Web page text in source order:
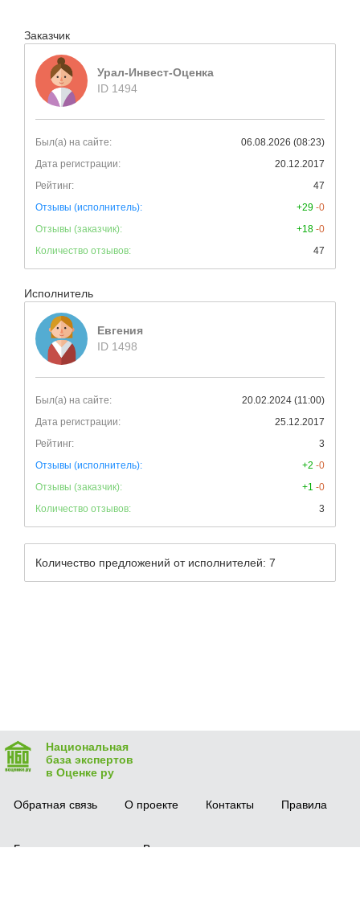
Заказчик
Урал-Инвест-Оценка
ID 1494
Был(а) на сайте:
06.08.2026 (08:23)
Дата регистрации:
20.12.2017
Рейтинг:
47
Отзывы (исполнитель):
+29 -0
Отзывы (заказчик):
+18 -0
Количество отзывов:
47
Исполнитель
Евгения
ID 1498
Был(а) на сайте:
20.02.2024 (11:00)
Дата регистрации:
25.12.2017
Рейтинг:
3
Отзывы (исполнитель):
+2 -0
Отзывы (заказчик):
+1 -0
Количество отзывов:
3
Количество предложений от исполнителей: 7
Национальная
база экспертов
в Оценке ру
Обратная связь О проекте Контакты Правила
Безопасная сделка Вопрос-ответ